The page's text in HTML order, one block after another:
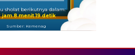
sholat berikutnya dalam:
jam 8 menit 18 detik
Sumber: Kemenag